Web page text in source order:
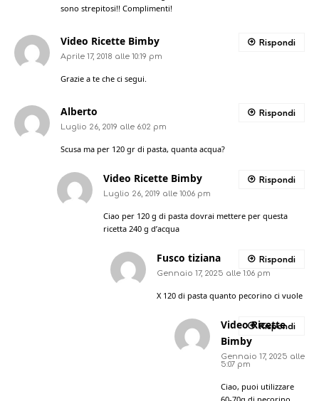
sono strepitosi!! Complimenti!
Video Ricette Bimby
Aprile 17, 2018 alle 10:19 pm
Grazie a te che ci segui.
Rispondi
Alberto
Luglio 26, 2019 alle 6:02 pm
Scusa ma per 120 gr di pasta, quanta acqua?
Rispondi
Video Ricette Bimby
Luglio 26, 2019 alle 10:06 pm
Ciao per 120 g di pasta dovrai mettere per questa
ricetta 240 g d’acqua
Rispondi
Fusco tiziana
Gennaio 17, 2025 alle 1:06 pm
X 120 di pasta quanto pecorino ci vuole
Rispondi
Video Ricette
Bimby
Gennaio 17, 2025 alle
5:07 pm
Ciao, puoi utilizzare
Rispondi